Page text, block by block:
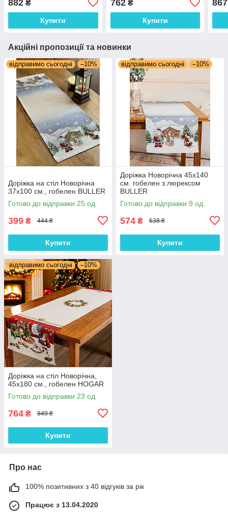
882 ₴
Купити
762₴
Купити
867
Акційні пропозиції та новинки
відправимо сьогодні –10%
Доріжка на стіл Новорічна
37x100 см., гобелен BULLER
Готово до відправки 25 од.
399 ₴ 444 ₴
Купити
відправимо сьогодні –10%
Доріжка Новорічна 45x140
см. гобелен з люрексом
BULLER
Готово до відправки 9 од.
574 ₴ 638 ₴
Купити
відправимо сьогодні –10%
Доріжка на стіл Новорічна,
45x180 см., гобелен HOGAR
Готово до відправки 23 од.
764 ₴ 849 ₴
Купити
Про нас
100% позитивних з 40 відгуків за рік
Працює з 13.04.2020